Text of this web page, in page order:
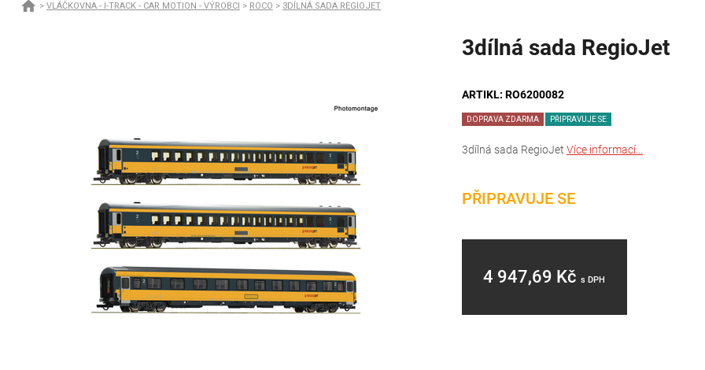
> VLÁČKOVNA - I-TRACK - CAR MOTION - VÝROBCI > ROCO > 3DÍLNÁ SADA REGIOJET
3dílná sada RegioJet
ARTIKL: RO6200082
DOPRAVA ZDARMA PŘIPRAVUJE SE
3dílná sada RegioJet Více informací...
PŘIPRAVUJE SE
4 947,69 Kč s DPH